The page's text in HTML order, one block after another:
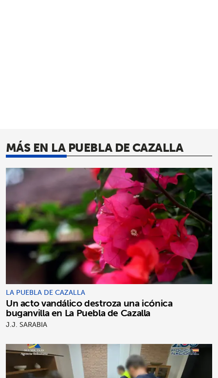
MÁS EN LA PUEBLA DE CAZALLA
LA PUEBLA DE CAZALLA
Un acto vandálico destroza una icónica
buganvilla en La Puebla de Cazalla
J.J. SARABIA